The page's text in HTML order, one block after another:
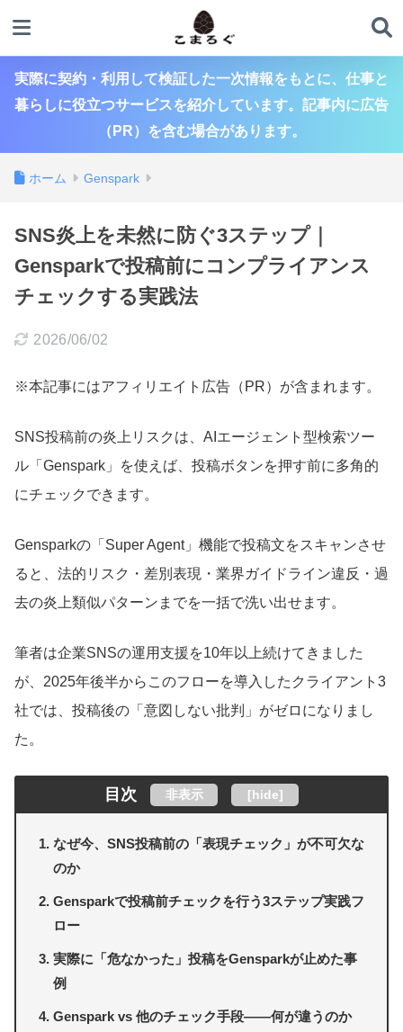
実際に契約・利用して検証した一次情報をもとに、仕事と
暮らしに役立つサービスを紹介しています。記事内に広告
（PR）を含む場合があります。
ホーム Genspark
SNS炎上を未然に防ぐ3ステップ｜
Gensparkで投稿前にコンプライアンス
チェックする実践法
2026/06/02
※本記事にはアフィリエイト広告（PR）が含まれます。
SNS投稿前の炎上リスクは、AIエージェント型検索ツー
ル「Genspark」を使えば、投稿ボタンを押す前に多角的
にチェックできます。
Gensparkの「Super Agent」機能で投稿文をスキャンさせ
ると、法的リスク・差別表現・業界ガイドライン違反・過
去の炎上類似パターンまでを一括で洗い出せます。
筆者は企業SNSの運用支援を10年以上続けてきました
が、2025年後半からこのフローを導入したクライアント3
社では、投稿後の「意図しない批判」がゼロになりまし
た。
目次 非表示 [hide]
なぜ今、SNS投稿前の「表現チェック」が不可欠な
のか
Gensparkで投稿前チェックを行う3ステップ実践フ
ロー
実際に「危なかった」投稿をGensparkが止めた事
例
Genspark vs 他のチェック手段——何が違うのか